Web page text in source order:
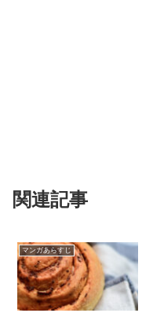
関連記事
マンガあらすじ